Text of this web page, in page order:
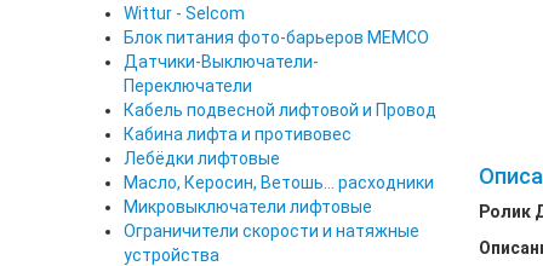
Wittur - Selcom
Блок питания фото-барьеров MEMCO
Датчики-Выключатели-
Переключатели
Кабель подвесной лифтовой и Провод
Кабина лифта и противовес
Лебёдки лифтовые
Масло, Керосин, Ветошь... расходники
Микровыключатели лифтовые
Ограничители скорости и натяжные
устройства
Ролик